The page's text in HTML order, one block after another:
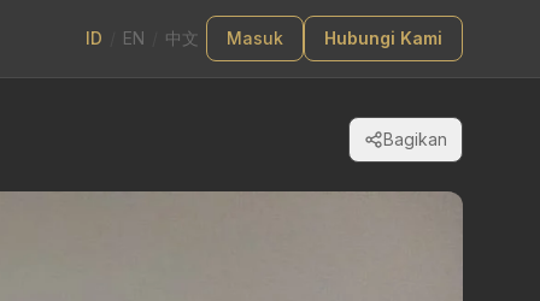
ID EN 中文 Masuk Hubungi Kami
Bagikan